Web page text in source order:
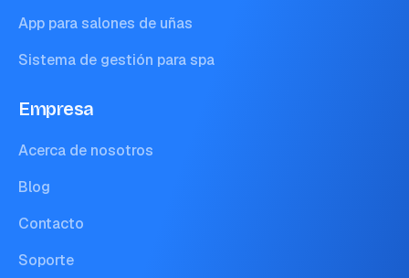
App para salones de uñas
Sistema de gestión para spa
Empresa
Acerca de nosotros
Blog
Contacto
Soporte